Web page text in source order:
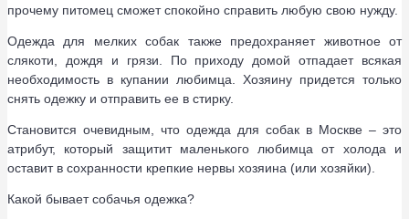
прочему питомец сможет спокойно справить любую свою нужду.
Одежда для мелких собак также предохраняет животное от
слякоти, дождя и грязи. По приходу домой отпадает всякая
необходимость в купании любимца. Хозяину придется только
снять одежку и отправить ее в стирку.
Становится очевидным, что одежда для собак в Москве – это
атрибут, который защитит маленького любимца от холода и
оставит в сохранности крепкие нервы хозяина (или хозяйки).
Какой бывает собачья одежка?